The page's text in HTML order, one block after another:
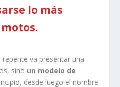
lo más
repente va presentar una
sino un modelo de
desde luego el nombre